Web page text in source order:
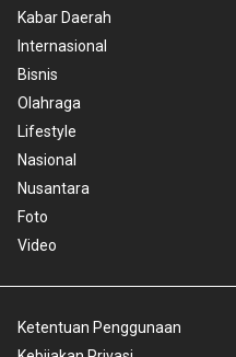
Kabar Daerah
Internasional
Bisnis
Olahraga
Lifestyle
Nasional
Nusantara
Foto
Video
Ketentuan Penggunaan